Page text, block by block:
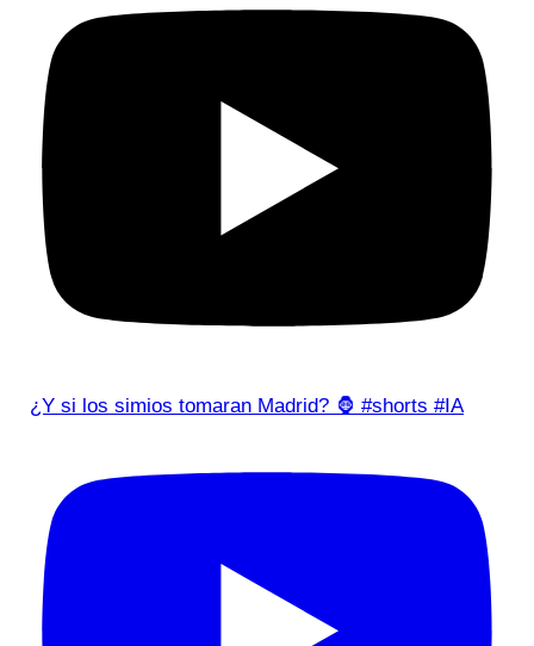
¿Y si los simios tomaran Madrid? 🦍 #shorts #IA